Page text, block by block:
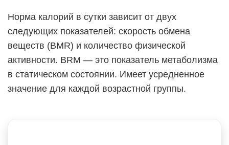
Норма калорий в сутки зависит от двух
следующих показателей: скорость обмена
веществ (BMR) и количество физической
активности. BRM — это показатель метаболизма
в статическом состоянии. Имеет усредненное
значение для каждой возрастной группы.